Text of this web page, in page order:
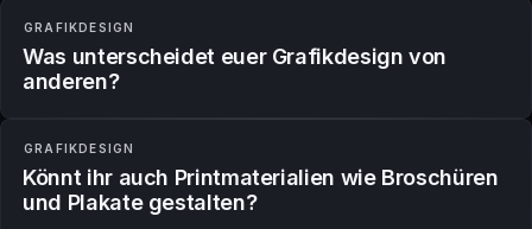
GRAFIKDESIGN
Was unterscheidet euer Grafikdesign von
anderen?
GRAFIKDESIGN
Könnt ihr auch Printmaterialien wie Broschüren
und Plakate gestalten?